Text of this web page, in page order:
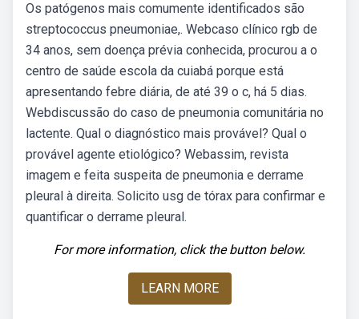
Os patógenos mais comumente identificados são
streptococcus pneumoniae,. Webcaso clínico rgb de
34 anos, sem doença prévia conhecida, procurou a o
centro de saúde escola da cuiabá porque está
apresentando febre diária, de até 39 o c, há 5 dias.
Webdiscussão do caso de pneumonia comunitária no
lactente. Qual o diagnóstico mais provável? Qual o
provável agente etiológico? Webassim, revista
imagem e feita suspeita de pneumonia e derrame
pleural à direita. Solicito usg de tórax para confirmar e
quantificar o derrame pleural.
For more information, click the button below.
LEARN MORE